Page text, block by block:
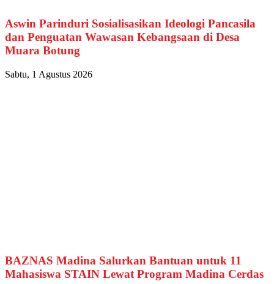
Aswin Parinduri Sosialisasikan Ideologi Pancasila
dan Penguatan Wawasan Kebangsaan di Desa
Muara Botung
Sabtu, 1 Agustus 2026
BAZNAS Madina Salurkan Bantuan untuk 11
Mahasiswa STAIN Lewat Program Madina Cerdas